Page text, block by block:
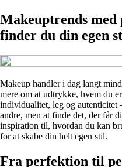
Makeuptrends med
finder du din egen
Makeup handler i dag langt
mere om at udtrykke, hvem du
individualitet, leg og autenticitet
andre, men at finde det, der får
inspiration til, hvordan du kan
for at skabe din helt egen stil.
Fra perfektion til